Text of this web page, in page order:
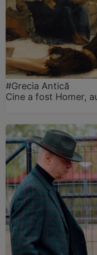
#Grecia Antică
Cine a fost Homer,